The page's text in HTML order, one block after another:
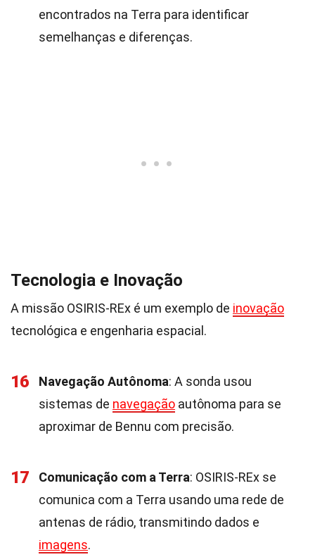
encontrados na Terra para identificar
semelhanças e diferenças.
Tecnologia e Inovação
A missão OSIRIS-REx é um exemplo de inovação
tecnológica e engenharia espacial.
16 Navegação Autônoma: A sonda usou
sistemas de navegação autônoma para se
aproximar de Bennu com precisão.
17 Comunicação com a Terra: OSIRIS-REx se
comunica com a Terra usando uma rede de
antenas de rádio, transmitindo dados e
imagens.